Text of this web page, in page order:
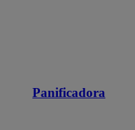
Panificadora